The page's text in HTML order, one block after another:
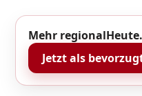
Mehr
Jetzt als